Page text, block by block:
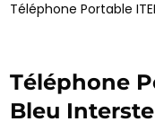
Téléphone Portable
Téléphone
Bleu